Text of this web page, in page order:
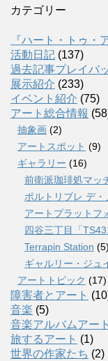
カテゴリー
『ハート・トゥ・
活動日記 (137)
過去記事プレイバ
展示紹介 (233)
イベント紹介 (75)
アート総合情報
抽象画 (2)
アートスポット (9)
ギャラリー (16)
前衛派珈琲処マッ
ポルトリブレ デ・
アートプラットフ
四谷三丁目「
Terrapin Station (5)
ギャルリー・ジュ
アートトピック (17)
障害者とアート
音楽 (5)
音楽アルバムアート
旅するアート (1)
世界の作家たち (2)